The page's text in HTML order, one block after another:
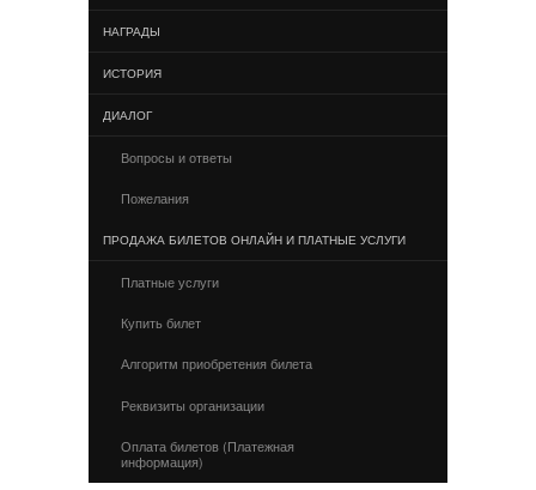
НАГРАДЫ
ИСТОРИЯ
ДИАЛОГ
Вопросы и ответы
Пожелания
ПРОДАЖА БИЛЕТОВ ОНЛАЙН И ПЛАТНЫЕ УСЛУГИ
Платные услуги
Купить билет
Алгоритм приобретения билета
Реквизиты организации
Оплата билетов (Платежная
информация)